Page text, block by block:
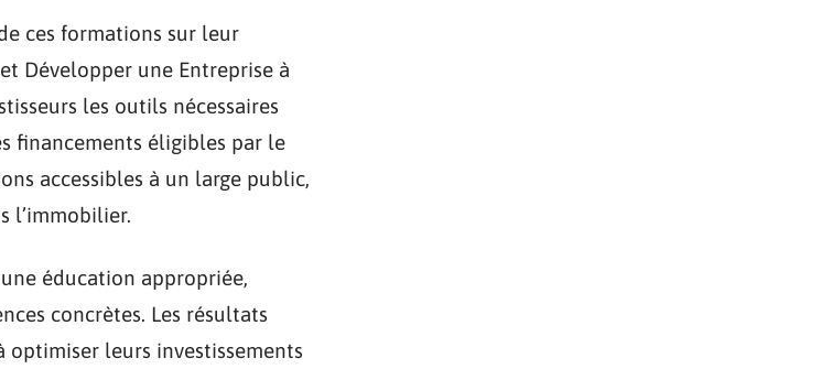
ces formations sur leur
Développer une Entreprise à
les outils nécessaires
financements éligibles par le
accessibles à un large public,
l’immobilier.
éducation appropriée,
concrètes. Les résultats
leurs investissements